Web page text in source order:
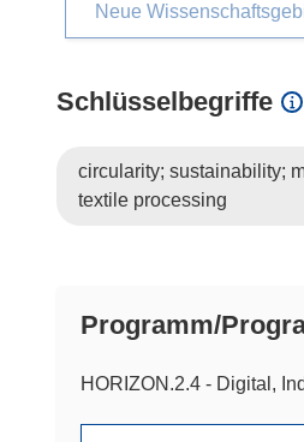
Neue
Schlüsselbegriffe
circularity; sustainability;
textile processing
Programm/
HORIZON.2.4 - Digital,